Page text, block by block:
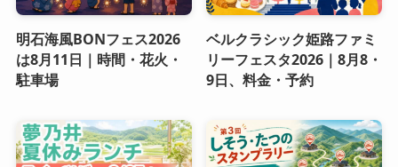
明石海風BONフェス2026
は8月11日｜時間・花火・
駐車場
ベルクラシック姫路ファミ
リーフェスタ2026｜8月8・
9日、料金・予約